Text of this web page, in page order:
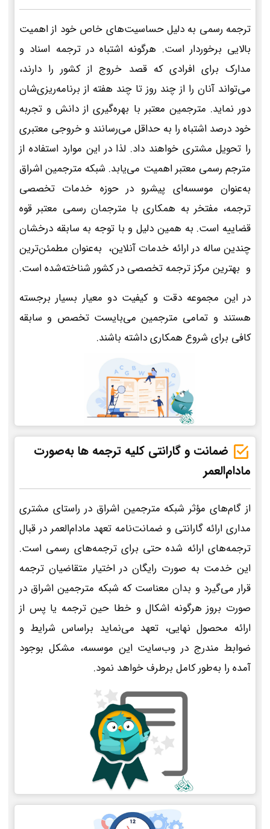
ترجمه رسمی به دلیل حساسیت‌های خاص خود از اهمیت
بالایی برخوردار است. هرگونه اشتباه در ترجمه اسناد و
مدارک برای افرادی که قصد خروج از کشور را دارند،
می‌تواند آنان را از چند روز تا چند هفته از برنامه‌ریزی‌شان
دور نماید. مترجمین معتبر با بهره‌گیری از دانش و تجربه
خود درصد اشتباه را به حداقل می‌رسانند و خروجی معتبری
را تحویل مشتری خواهند داد. لذا در این موارد استفاده از
مترجم رسمی معتبر اهمیت می‌یابد. شبکه مترجمین اشراق
به‌عنوان موسسه‌ای پیشرو در حوزه خدمات تخصصی
ترجمه، مفتخر به همکاری با مترجمان رسمی معتبر قوه
قضاییه است. به همین دلیل و با توجه به سابقه درخشان
چندین ساله در ارائه خدمات آنلاین، به‌عنوان مطمئن‌ترین
و بهترین مرکز ترجمه تخصصی در کشور شناخته‌شده است.
در این مجموعه دقت و کیفیت دو معیار بسیار برجسته
هستند و تمامی مترجمین می‌بایست تخصص و سابقه
کافی برای شروع همکاری داشته باشند.
ضمانت و گارانتی کلیه ترجمه ها به‌صورت
مادام‌العمر
از گام‌های مؤثر شبکه مترجمین اشراق در راستای مشتری
مداری ارائه گارانتی و ضمانت‌نامه تعهد مادام‌العمر در قبال
ترجمه‌های ارائه شده حتی برای ترجمه‌های رسمی است.
این خدمت به صورت رایگان در اختیار متقاضیان ترجمه
قرار می‌گیرد و بدان معناست که شبکه مترجمین اشراق در
صورت بروز هرگونه اشکال و خطا حین ترجمه یا پس از
ارائه محصول نهایی، تعهد می‌نماید براساس شرایط و
ضوابط مندرج در وب‌سایت این موسسه، مشکل بوجود
آمده را به‌طور کامل برطرف خواهد نمود.